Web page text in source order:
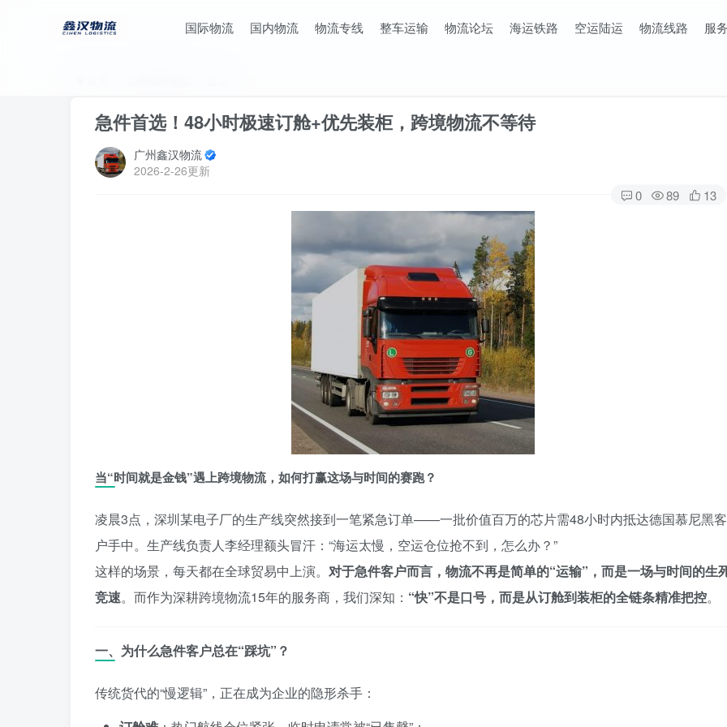
国际物流 国内物流 物流专线 整车运输 物流论坛 海运铁路 空运陆运 物流线路 服
急件首选！48小时极速订舱+优先装柜，跨境物流不等待
广州鑫汉物流
2026-2-26更新
0 89 13
当“时间就是金钱”遇上跨境物流，如何打赢这场与时间的赛跑？
凌晨3点，深圳某电子厂的生产线突然接到一笔紧急订单——一批价值百万的芯片需48小时内抵达德国慕尼黑客
户手中。生产线负责人李经理额头冒汗：“海运太慢，空运仓位抢不到，怎么办？”
这样的场景，每天都在全球贸易中上演。 对于急件客户而言，物流不再是简单的“运输”，而是一场与时间的生
竞速。而作为深耕跨境物流15年的服务商，我们深知： “快”不是口号，而是从订舱到装柜的全链条精准把控。
一、为什么急件客户总在“踩坑”？
传统货代的“慢逻辑”，正在成为企业的隐形杀手：